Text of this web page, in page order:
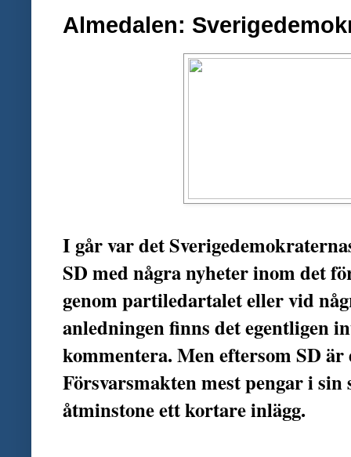
Almedalen:
I går var det
SD med några nyheter inom det
genom partiledartalet eller vid
anledningen finns det egentligen
kommentera. Men eftersom SD
Försvarsmakten mest pengar i
åtminstone ett kortare inlägg.